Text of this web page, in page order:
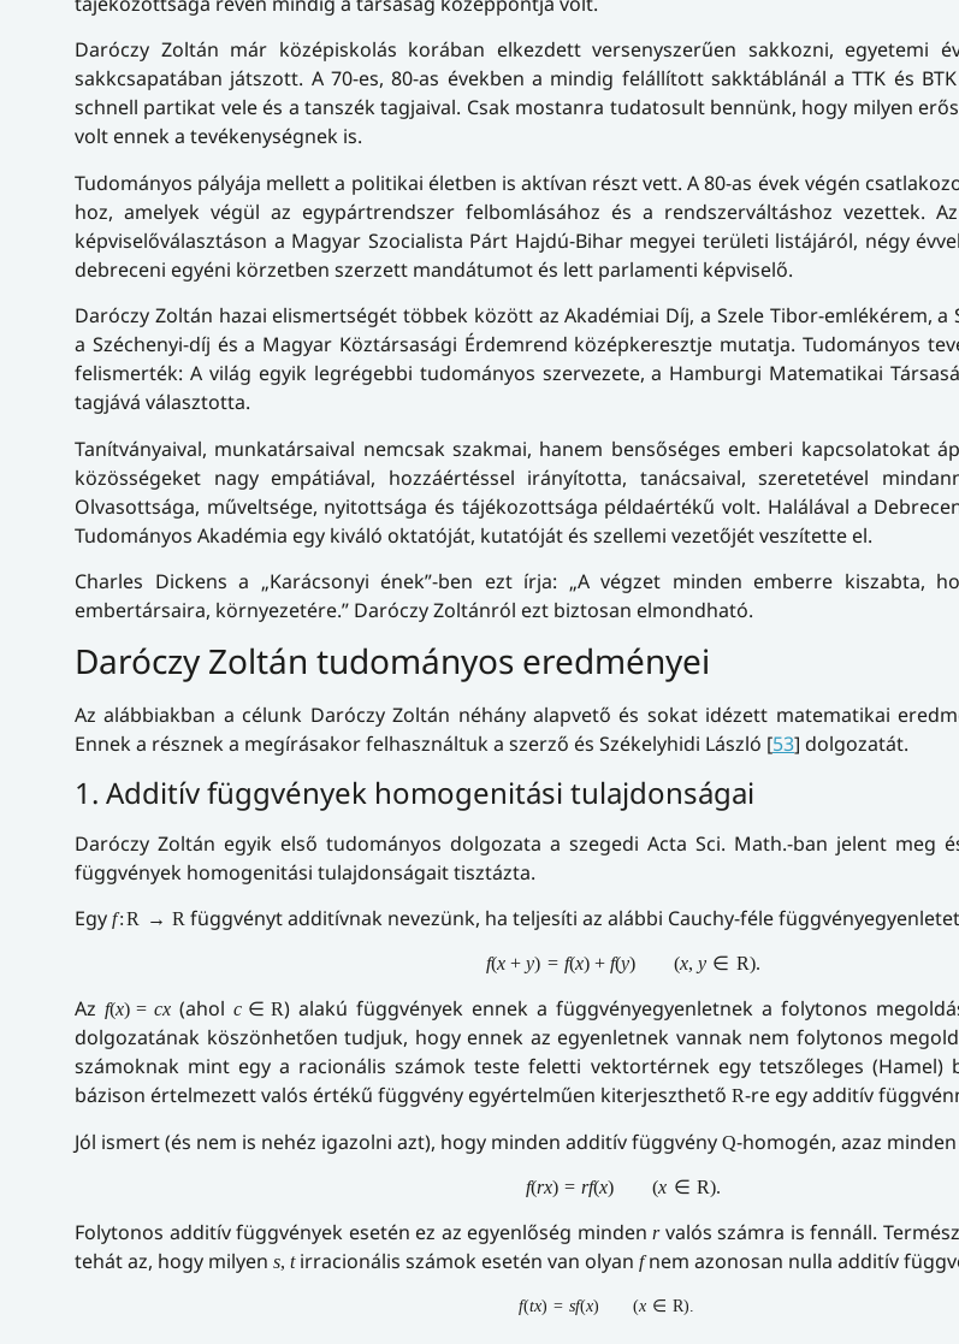
Daróczy Zoltán már középiskolás korában elkezdett versenyszerűen sakkozni, egyetemi
sakkcsapatában játszott. A 70-es, 80-as években a mindig felállított sakktáblánál a TTK és
schnell partikat vele és a tanszék tagjaival. Csak mostanra tudatosult bennünk, hogy milyen
volt ennek a tevékenységnek is.
Tudományos pályája mellett a politikai életben is aktívan részt vett. A 80-as évek végén
hoz, amelyek végül az egypártrendszer felbomlásához és a rendszerváltáshoz vezettek.
képviselőválasztáson a Magyar Szocialista Párt Hajdú-Bihar megyei területi listájáról, négy
debreceni egyéni körzetben szerzett mandátumot és lett parlamenti képviselő.
Daróczy Zoltán hazai elismertségét többek között az Akadémiai Díj, a Szele Tibor-emlékérem, a
a Széchenyi-díj és a Magyar Köztársasági Érdemrend középkeresztje mutatja. Tudományos
felismerték: A világ egyik legrégebbi tudományos szervezete, a Hamburgi Matematikai
tagjává választotta.
Tanítványaival, munkatársaival nemcsak szakmai, hanem bensőséges emberi kapcsolatokat
közösségeket nagy empátiával, hozzáértéssel irányította, tanácsaival, szeretetével
Olvasottsága, műveltsége, nyitottsága és tájékozottsága példaértékű volt. Halálával a
Tudományos Akadémia egy kiváló oktatóját, kutatóját és szellemi vezetőjét veszítette el.
Charles Dickens a „Karácsonyi ének”-ben ezt írja: „A végzet minden emberre kiszabta,
embertársaira, környezetére.” Daróczy Zoltánról ezt biztosan elmondható.
Daróczy Zoltán tudományos eredményei
Az alábbiakban a célunk Daróczy Zoltán néhány alapvető és sokat idézett matematikai
Ennek a résznek a megírásakor felhasználtuk a szerző és Székelyhidi László [53] dolgozatát.
1. Additív függvények homogenitási tulajdonságai
Daróczy Zoltán egyik első tudományos dolgozata a szegedi Acta Sci. Math.-ban jelent meg
függvények homogenitási tulajdonságait tisztázta.
Egy f: R → R függvényt additívnak nevezünk, ha teljesíti az alábbi Cauchy-féle
f(x + y) = f(x) + f(y) (x, y ∈ R).
Az f(x) = cx(ahol c ∈ R) alakú függvények ennek a függvényegyenletnek a folytonos
dolgozatának köszönhetően tudjuk, hogy ennek az egyenletnek vannak nem folytonos
számoknak mint egy a racionális számok teste feletti vektortérnek egy tetszőleges (Hamel)
bázison értelmezett valós értékű függvény egyértelműen kiterjeszthető R-re egy additív
Jól ismert (és nem is nehéz igazolni azt), hogy minden additív függvény Q-homogén, azaz minden
f(rx) = rf(x) (x ∈ R).
Folytonos additív függvények esetén ez az egyenlőség mindenrvalós számra is fennáll.
tehát az, hogy milyen s, tirracionális számok esetén van olyan fnem azonosan nulla additív
f(tx) = sf(x) (x ∈ R)